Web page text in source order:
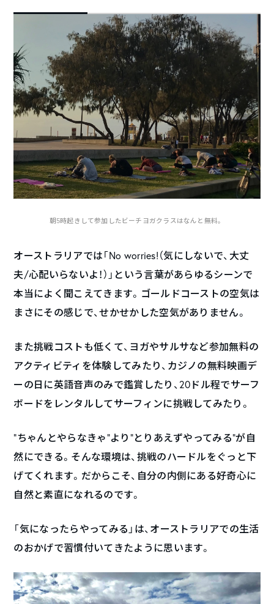
朝5時起きして参加したビーチヨガクラスはなんと無料。
オーストラリアでは「No worries!（気にしないで、大丈
夫/心配いらないよ！）」という言葉があらゆるシーンで
本当によく聞こえてきます。ゴールドコーストの空気は
まさにその感じで、せかせかした空気がありません。
また挑戦コストも低くて、ヨガやサルサなど参加無料の
アクティビティを体験してみたり、カジノの無料映画デ
ーの日に英語音声のみで鑑賞したり、20ドル程でサーフ
ボードをレンタルしてサーフィンに挑戦してみたり。
“ちゃんとやらなきゃ”より“とりあえずやってみる”が自
然にできる。そんな環境は、挑戦のハードルをぐっと下
げてくれます。だからこそ、自分の内側にある好奇心に
自然と素直になれるのです。
「気になったらやってみる」は、オーストラリアでの生活
のおかげで習慣付いてきたように思います。